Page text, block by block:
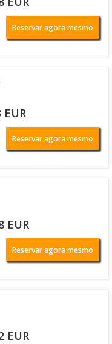
Reservar agora mesmo
Reservar agora mesmo
EUR
Reservar agora mesmo
EUR